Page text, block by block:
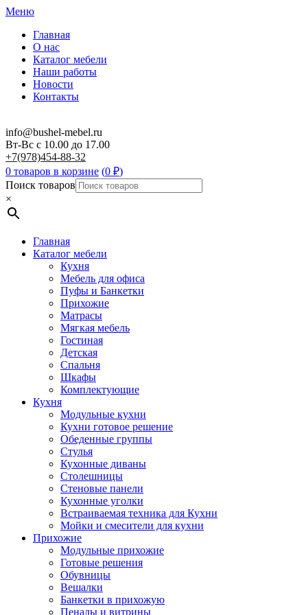
Меню
Главная
О нас
Каталог мебели
Наши работы
Новости
Контакты
info@bushel-mebel.ru
Вт-Вс c 10.00 до 17.00
+7(978)454-88-32
0 товаров в корзине (0 ₽)
Поиск товаров
×
Главная
Каталог мебели
Кухня
Мебель для офиса
Пуфы и Банкетки
Прихожие
Матрасы
Мягкая мебель
Гостиная
Детская
Спальня
Шкафы
Комплектующие
Кухня
Модульные кухни
Кухни готовое решение
Обеденные группы
Стулья
Кухонные диваны
Столешницы
Стеновые панели
Кухонные уголки
Встраиваемая техника для Кухни
Мойки и смесители для кухни
Прихожие
Модульные прихожие
Готовые решения
Обувницы
Вешалки
Банкетки в прихожую
Пеналы и витрины